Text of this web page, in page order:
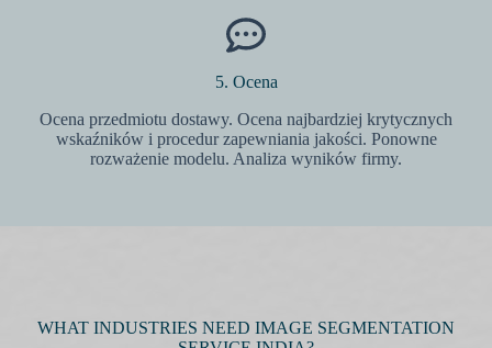
5. Ocena
Ocena przedmiotu dostawy. Ocena najbardziej krytycznych
wskaźników i procedur zapewniania jakości. Ponowne
rozważenie modelu. Analiza wyników firmy.
WHAT INDUSTRIES NEED IMAGE SEGMENTATION